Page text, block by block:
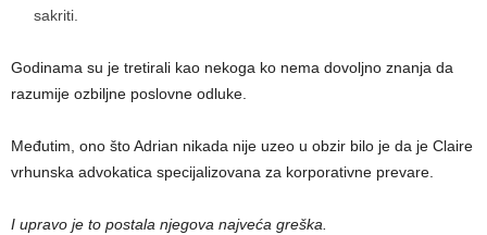
sakriti.
Godinama su je tretirali kao nekoga ko nema dovoljno znanja da
razumije ozbiljne poslovne odluke.
Međutim, ono što Adrian nikada nije uzeo u obzir bilo je da je Claire
vrhunska advokatica specijalizovana za korporativne prevare.
I upravo je to postala njegova najveća greška.